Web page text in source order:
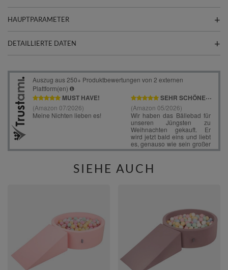
HAUPTPARAMETER
DETAILLIERTE DATEN
SIEHE AUCH